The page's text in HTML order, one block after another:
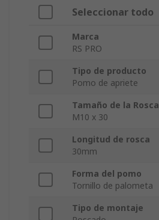
Seleccionar todo
Marca
RS PRO
Tipo de producto
Pomo de apriete
Tamaño de la Rosca
M10 x 30
Longitud de rosca
30mm
Forma del pomo
Tornillo de palometa
Tipo de montaje